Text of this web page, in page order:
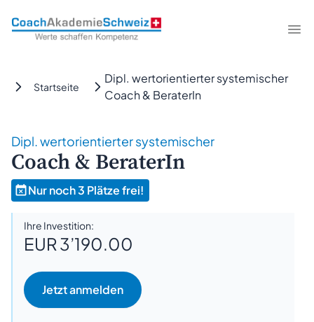
CoachAkademieSchweiz
Startseite
Dipl. wertorientierter systemischer
Coach & BeraterIn
Dipl. wertorientierter systemischer
Coach & BeraterIn
Nur noch 3 Plätze frei!
Ihre Investition:
EUR 3’190.00